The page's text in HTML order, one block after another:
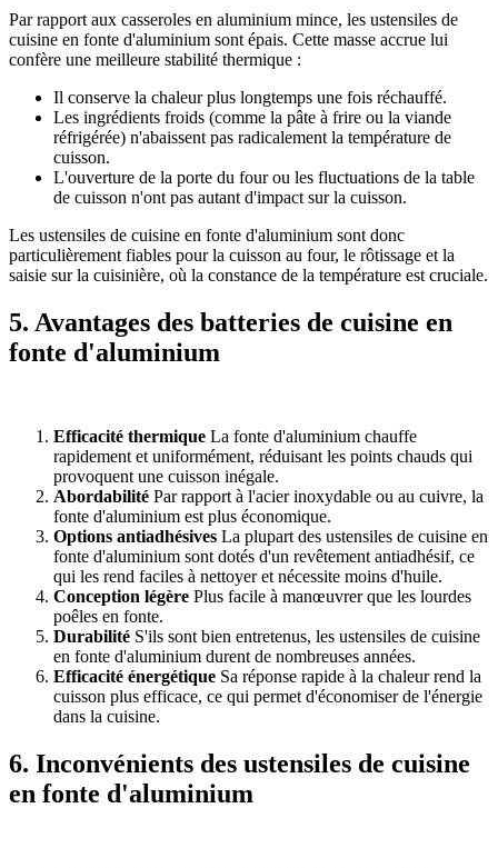
Par rapport aux casseroles en aluminium mince, les ustensiles de
cuisine en fonte d'aluminium sont épais. Cette masse accrue lui
confère une meilleure stabilité thermique :
Il conserve la chaleur plus longtemps une fois réchauffé.
Les ingrédients froids (comme la pâte à frire ou la viande
réfrigérée) n'abaissent pas radicalement la température de
cuisson.
L'ouverture de la porte du four ou les fluctuations de la table
de cuisson n'ont pas autant d'impact sur la cuisson.
Les ustensiles de cuisine en fonte d'aluminium sont donc
particulièrement fiables pour la cuisson au four, le rôtissage et la
saisie sur la cuisinière, où la constance de la température est cruciale.
5. Avantages des batteries de cuisine en
fonte d'aluminium
Efficacité thermique La fonte d'aluminium chauffe
rapidement et uniformément, réduisant les points chauds qui
provoquent une cuisson inégale.
Abordabilité Par rapport à l'acier inoxydable ou au cuivre, la
fonte d'aluminium est plus économique.
Options antiadhésives La plupart des ustensiles de cuisine en
fonte d'aluminium sont dotés d'un revêtement antiadhésif, ce
qui les rend faciles à nettoyer et nécessite moins d'huile.
Conception légère Plus facile à manœuvrer que les lourdes
poêles en fonte.
Durabilité S'ils sont bien entretenus, les ustensiles de cuisine
en fonte d'aluminium durent de nombreuses années.
Efficacité énergétique Sa réponse rapide à la chaleur rend la
cuisson plus efficace, ce qui permet d'économiser de l'énergie
dans la cuisine.
6. Inconvénients des ustensiles de cuisine
en fonte d'aluminium